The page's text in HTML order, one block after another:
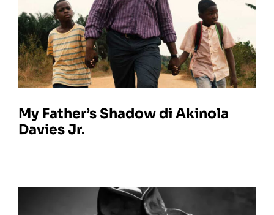
My Father’s Shadow di Akinola
Davies Jr.